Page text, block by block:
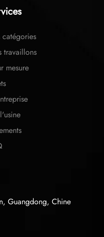
travaillons
mesure
Guangdong, Chine